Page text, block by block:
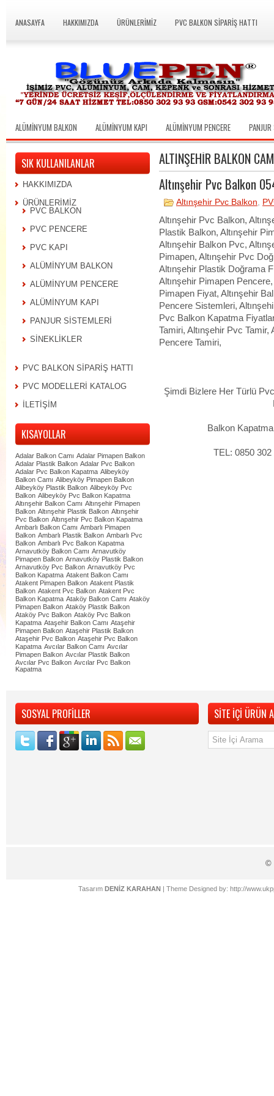
ANASAYFA HAKKIMIZDA ÜRÜNLERİMİZ PVC BALKON SİPARİŞ HATTI
ALÜMİNYUM BALKON ALÜMİNYUM KAPI ALÜMİNYUM PENCERE
ALTINŞEHIR BALKON
Altınşehir Pvc Balkon
Altınşehir Pvc Balkon,
Altınşehir Pvc Balkon,
Plastik Balkon, Altınşehir
Altınşehir Balkon Pvc,
Pimapen, Altınşehir Pvc
Altınşehir Plastik Doğrama
Altınşehir Pimapen
Pimapen Fiyat, Altınşehir
Pencere Sistemleri,
Pvc Balkon Kapatma
Tamiri, Altınşehir Pvc Tamir,
Pencere Tamiri,
Şimdi Bizlere Her Türlü
Balkon
TEL: 0850
SIK KULLANILANLAR
HAKKIMIZDA
ÜRÜNLERİMİZ
PVC BALKON
PVC PENCERE
PVC KAPI
ALÜMİNYUM BALKON
ALÜMİNYUM PENCERE
ALÜMİNYUM KAPI
PANJUR SİSTEMLERİ
SİNEKLİKLER
PVC BALKON SİPARİŞ HATTI
PVC MODELLERİ KATALOG
İLETİŞİM
KISAYOLLAR
Adalar Balkon Camı Adalar Pimapen Balkon
Adalar Plastik Balkon Adalar Pvc Balkon
Adalar Pvc Balkon Kapatma Alibeyköy
Balkon Camı Alibeyköy Pimapen Balkon
Alibeyköy Plastik Balkon Alibeyköy Pvc
Balkon Alibeyköy Pvc Balkon Kapatma
Altınşehir Balkon Camı Altınşehir Pimapen
Balkon Altınşehir Plastik Balkon Altınşehir
Pvc Balkon Altınşehir Pvc Balkon Kapatma
Ambarlı Balkon Camı Ambarlı Pimapen
Balkon Ambarlı Plastik Balkon Ambarlı Pvc
Balkon Ambarlı Pvc Balkon Kapatma
Arnavutköy Balkon Camı Arnavutköy
Pimapen Balkon Arnavutköy Plastik Balkon
Arnavutköy Pvc Balkon Arnavutköy Pvc
Balkon Kapatma Atakent Balkon Camı
Atakent Pimapen Balkon Atakent Plastik
Balkon Atakent Pvc Balkon Atakent Pvc
Balkon Kapatma Ataköy Balkon Camı Ataköy
Pimapen Balkon Ataköy Plastik Balkon
Ataköy Pvc Balkon Ataköy Pvc Balkon
Kapatma Ataşehir Balkon Camı Ataşehir
Pimapen Balkon Ataşehir Plastik Balkon
Ataşehir Pvc Balkon Ataşehir Pvc Balkon
Kapatma Avcılar Balkon Camı Avcılar
Pimapen Balkon Avcılar Plastik Balkon
Avcılar Pvc Balkon Avcılar Pvc Balkon
Kapatma
SOSYAL PROFİLLER SİTE İÇİ ÜRÜN
©
Tasarım DENİZ KARAHAN| Theme Designed by: http://